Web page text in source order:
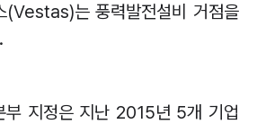
(Vestas)는 풍력발전설비 거점을
.
부 지정은 지난 2015년 5개 기업